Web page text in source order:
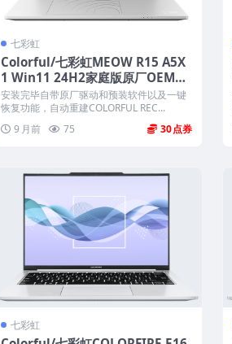
七彩虹
Colorful/七彩虹MEOW R15 A5X
1 Win11 24H2家庭版原厂OEM系
统 带COLORFUL一键还原
安装完毕自带原厂驱动和预装软件以及一键
恢复功能，自动重建COLORFUL REC...
9 月前
75 30
七彩虹